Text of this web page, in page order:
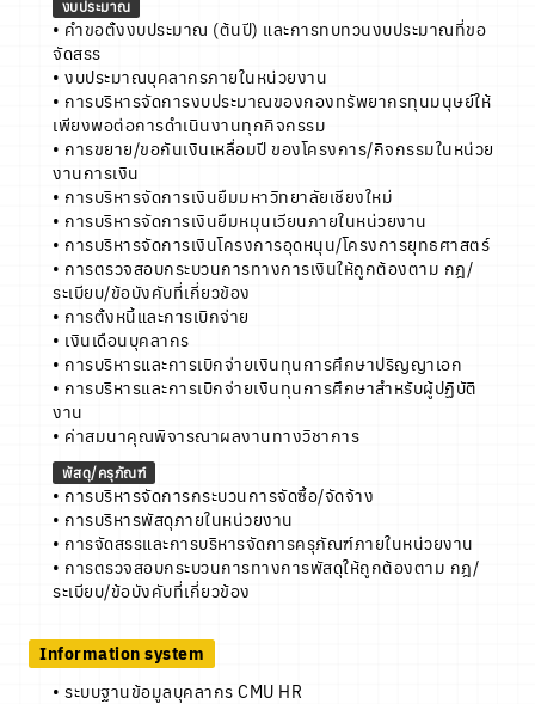
งบประมาณ
• คำขอตั้งงบประมาณ (ต้นปี) และการทบทวนงบประมาณที่ขอ
จัดสรร
• งบประมาณบุคลากรภายในหน่วยงาน
• การบริหารจัดการงบประมาณของกองทรัพยากรทุนมนุษย์ให้
เพียงพอต่อการดำเนินงานทุกกิจกรรม
• การขยาย/ขอกันเงินเหลื่อมปี ของโครงการ/กิจกรรมในหน่วย
งานการเงิน
• การบริหารจัดการเงินยืมมหาวิทยาลัยเชียงใหม่
• การบริหารจัดการเงินยืมหมุนเวียนภายในหน่วยงาน
• การบริหารจัดการเงินโครงการอุดหนุน/โครงการยุทธศาสตร์
• การตรวจสอบกระบวนการทางการเงินให้ถูกต้องตาม กฎ/
ระเบียบ/ข้อบังคับที่เกี่ยวข้อง
• การตั้งหนี้และการเบิกจ่าย
• เงินเดือนบุคลากร
• การบริหารและการเบิกจ่ายเงินทุนการศึกษาปริญญาเอก
• การบริหารและการเบิกจ่ายเงินทุนการศึกษาสำหรับผู้ปฏิบัติ
งาน
• ค่าสมนาคุณพิจารณาผลงานทางวิชาการ
พัสดุ/ครุภัณฑ์
• การบริหารจัดการกระบวนการจัดซื้อ/จัดจ้าง
• การบริหารพัสดุภายในหน่วยงาน
• การจัดสรรและการบริหารจัดการครุภัณฑ์ภายในหน่วยงาน
• การตรวจสอบกระบวนการทางการพัสดุให้ถูกต้องตาม กฎ/
ระเบียบ/ข้อบังคับที่เกี่ยวข้อง
Information system
• ระบบฐานข้อมูลบุคลากร CMU HR